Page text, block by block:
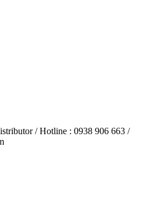
/ Hotline : 0938 906 663 /